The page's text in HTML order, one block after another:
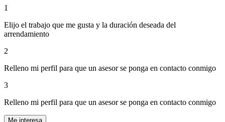
1
Elijo el trabajo que me gusta y la duración deseada del
arrendamiento
2
Relleno mi perfil para que un asesor se ponga en contacto conmigo
3
Relleno mi perfil para que un asesor se ponga en contacto conmigo
Me interesa